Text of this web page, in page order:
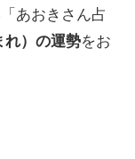
ンワ
あおきさん占
れ）の運勢をお